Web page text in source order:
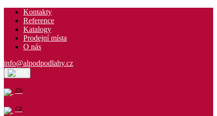
Kontakty
Reference
Katalogy
Prodejní místa
O nás
info@alpodpodlahy.cz
EN
CZ